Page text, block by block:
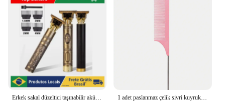
Erkek sakal düzeltici taşınabilir akülü bitirmek için profesyonel saç kesme makinesi tıraş T9 1 adet paslanmaz çelik sivri kuyruk saç tarak profesyonel saç tarak saç fırçası salon saç şekillendirici aracı saç tarak